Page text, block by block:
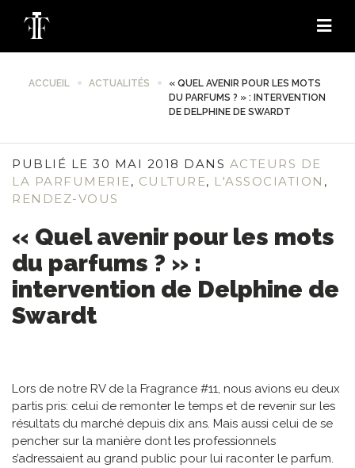
ACCUEIL ACTUALITÉS
« QUEL AVENIR POUR LES MOTS
DU PARFUMS ? » : INTERVENTION
DE DELPHINE DE SWARDT
PUBLIÉ LE 30 MAI 2018 DANS ACTEURS DE
LA PARFUMERIE, CULTURE, L'ASSOCIATION ,
RENDEZ-VOUS
« Quel avenir pour les mots
du parfums ? » :
intervention de Delphine de
Swardt
Lors de notre RV de la Fragrance #11, nous avions eu deux
partis pris: celui de remonter le temps et de revenir sur les
résultats du marché depuis dix ans. Mais aussi celui de se
pencher sur la manière dont les professionnels
s’adressaient au grand public pour lui raconter le parfum.